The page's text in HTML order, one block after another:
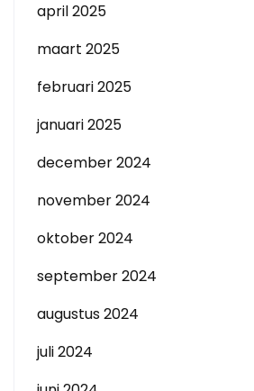
april 2025
maart 2025
februari 2025
januari 2025
december 2024
november 2024
oktober 2024
september 2024
augustus 2024
juli 2024